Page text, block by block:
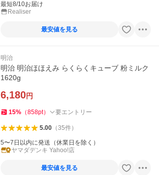
最短8/10お届け
Realiser
最安値を見る
明治
明治 明治ほほえみ らくらくキューブ 粉ミルク
1620g
6,180円
15% （858pt） 要エントリー
5.00（35件）
5〜7日以内に発送（休業日を除く）
ヤマダデンキ Yahoo!店
最安値を見る